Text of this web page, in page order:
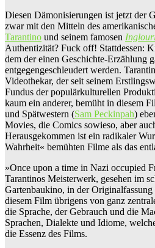
Diesen Dämonisierungen ist jetzt der
zwar mit den Mitteln des
Tarantino und seinem famosen
Authentizität? Fuck off! Stattdessen:
dem der einen Geschichte-Erzählung
entgegengeschleudert werden.
Videothekar, der seit seinem
Fundus der populärkulturellen
kaum ein anderer, bemüht in diesem
und Spätwestern (Sam Peckinpah)
Movies, die Comics sowieso, aber
Herausgekommen ist ein radikaler
Wahrheit« bemühten Filme als das
»Once upon a time in Nazi occupied
Tarantinos Meisterwerk, gesehen im
Gartenbaukino, in der
diesem Film übrigens von ganz
die Sprache, der Gebrauch und die
Sprachen, Dialekte und Idiome,
die Essenz des Films.